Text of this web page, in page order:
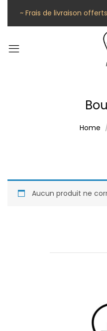
~ Frais de livraison
Home
Aucun produit ne